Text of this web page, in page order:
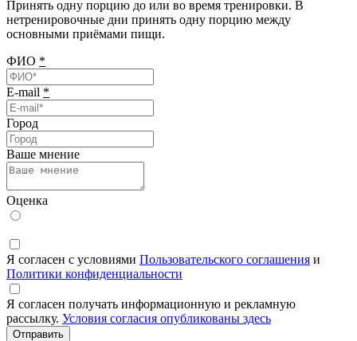
Принять одну порцию до или во время тренировки. В
нетренировочные дни принять одну порцию между
основными приёмами пищи.
ФИО *
E-mail *
Город
Ваше мнение
Оценка
Я согласен с условиями Пользовательского соглашения и
Политики конфиденциальности
Я согласен получать информационную и рекламную
рассылку. Условия согласия опубликованы здесь
Отправить